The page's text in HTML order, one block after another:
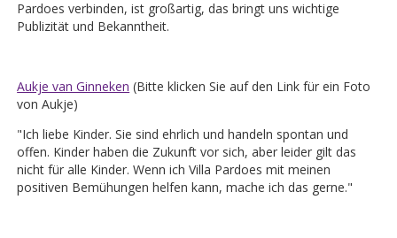
Pardoes verbinden, ist großartig, das bringt uns wichtige
Publizität und Bekanntheit.
Aukje van Ginneken (Bitte klicken Sie auf den Link für ein Foto
von Aukje)
"Ich liebe Kinder. Sie sind ehrlich und handeln spontan und
offen. Kinder haben die Zukunft vor sich, aber leider gilt das
nicht für alle Kinder. Wenn ich Villa Pardoes mit meinen
positiven Bemühungen helfen kann, mache ich das gerne."